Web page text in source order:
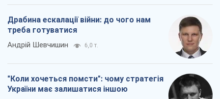
Драбина ескалації війни: до чого нам
треба готуватися
Андрій Шевчишин 6,0 т.
"Коли хочеться помсти": чому стратегія
України має залишатися іншою